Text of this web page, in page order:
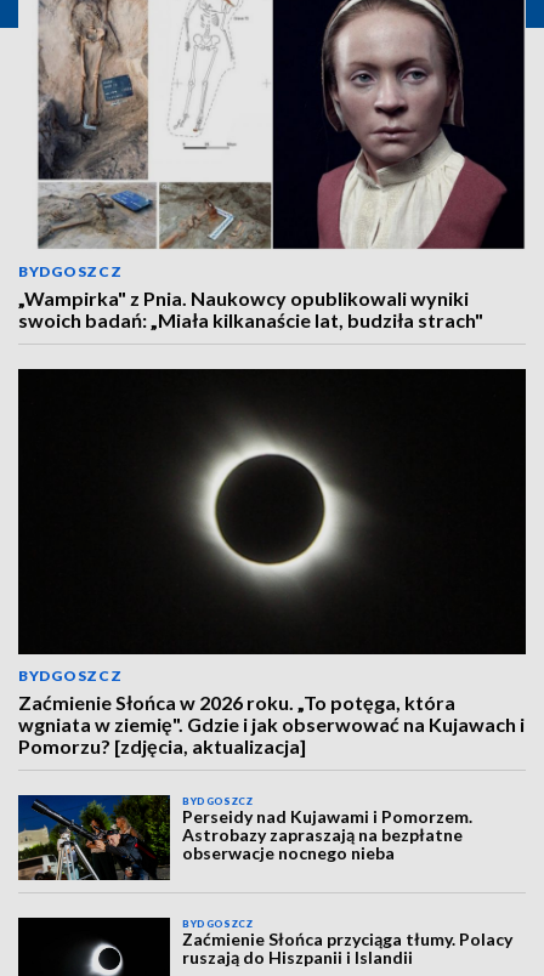
BYDGOSZCZ
„Wampirka" z Pnia. Naukowcy opublikowali wyniki
swoich badań: „Miała kilkanaście lat, budziła strach"
BYDGOSZCZ
Zaćmienie Słońca w 2026 roku. „To potęga, która
wgniata w ziemię". Gdzie i jak obserwować na Kujawach i
Pomorzu? [zdjęcia, aktualizacja]
BYDGOSZCZ
Perseidy nad Kujawami i Pomorzem.
Astrobazy zapraszają na bezpłatne
obserwacje nocnego nieba
BYDGOSZCZ
Zaćmienie Słońca przyciąga tłumy. Polacy
ruszają do Hiszpanii i Islandii